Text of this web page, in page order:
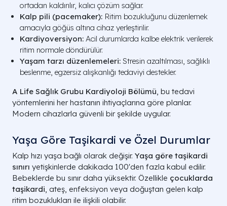
ortadan kaldırılır, kalıcı çözüm sağlar.
Kalp pili (pacemaker): Ritim bozukluğunu düzenlemek
amacıyla göğüs altına cihaz yerleştirilir.
Kardiyoversiyon: Acil durumlarda kalbe elektrik verilerek
ritim normale döndürülür.
Yaşam tarzı düzenlemeleri: Stresin azaltılması, sağlıklı
beslenme, egzersiz alışkanlığı tedaviyi destekler.
A Life Sağlık Grubu Kardiyoloji Bölümü, bu tedavi
yöntemlerini her hastanın ihtiyaçlarına göre planlar.
Modern cihazlarla güvenli bir şekilde uygular.
Yaşa Göre Taşikardi ve Özel Durumlar
Kalp hızı yaşa bağlı olarak değişir. Yaşa göre taşikardi
sınırı yetişkinlerde dakikada 100'den fazla kabul edilir.
Bebeklerde bu sınır daha yüksektir. Özellikle çocuklarda
taşikardi, ateş, enfeksiyon veya doğuştan gelen kalp
ritim bozuklukları ile ilişkili olabilir.